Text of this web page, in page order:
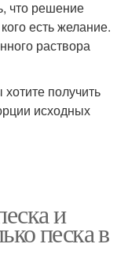
что решение
есть желание.
раствора
получить
исходных
и
песка в